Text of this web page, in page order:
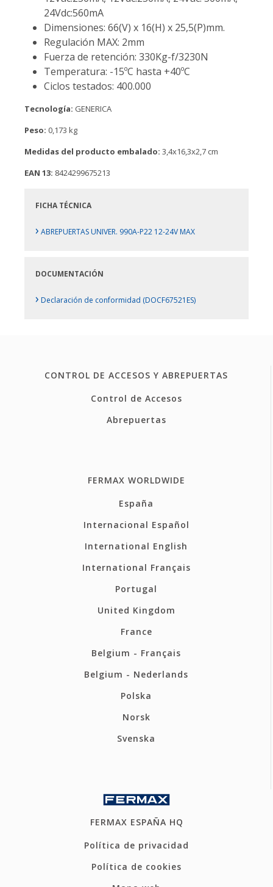
24Vdc:560mA
Dimensiones: 66(V) x 16(H) x 25,5(P)mm.
Regulación MAX: 2mm
Fuerza de retención: 330Kg-f/3230N
Temperatura: -15ºC hasta +40ºC
Ciclos testados: 400.000
Tecnología: GENERICA
Peso: 0,173 kg
Medidas del producto embalado: 3,4x16,3x2,7 cm
EAN 13: 8424299675213
FICHA TÉCNICA
› ABREPUERTAS UNIVER. 990A-P22 12-24V MAX
DOCUMENTACIÓN
› Declaración de conformidad (DOCF67521ES)
CONTROL DE ACCESOS Y ABREPUERTAS
Control de Accesos
Abrepuertas
FERMAX WORLDWIDE
España
Internacional Español
International English
International Français
Portugal
United Kingdom
France
Belgium - Français
Belgium - Nederlands
Polska
Norsk
Svenska
FERMAX ESPAÑA HQ
Política de privacidad
Política de cookies